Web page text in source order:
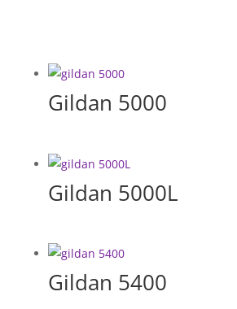
Gildan 5000
Gildan 5000L
Gildan 5400